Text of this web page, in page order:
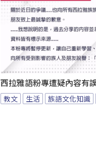
西拉雅語粉專遭疑內容有
教文 生活 族語文化知識